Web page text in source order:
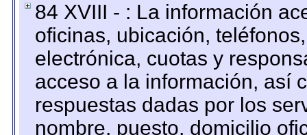
84 XVIII - : La información
oficinas, ubicación,
electrónica, cuotas y
acceso a la información, así
respuestas dadas por los
nombre, puesto, domicilio